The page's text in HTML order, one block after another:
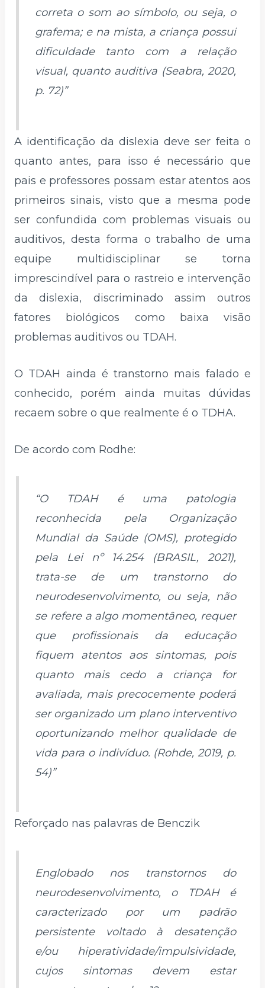
correta o som ao símbolo, ou seja, o
grafema; e na mista, a criança possui
dificuldade tanto com a relação
visual, quanto auditiva (Seabra, 2020,
p. 72)”
A identificação da dislexia deve ser feita o
quanto antes, para isso é necessário que
pais e professores possam estar atentos aos
primeiros sinais, visto que a mesma pode
ser confundida com problemas visuais ou
auditivos, desta forma o trabalho de uma
equipe multidisciplinar se torna
imprescindível para o rastreio e intervenção
da dislexia, discriminado assim outros
fatores biológicos como baixa visão
problemas auditivos ou TDAH.
O TDAH ainda é transtorno mais falado e
conhecido, porém ainda muitas dúvidas
recaem sobre o que realmente é o TDHA.
De acordo com Rodhe:
“O TDAH é uma patologia
reconhecida pela Organização
Mundial da Saúde (OMS), protegido
pela Lei nº 14.254 (BRASIL, 2021),
trata-se de um transtorno do
neurodesenvolvimento, ou seja, não
se refere a algo momentâneo, requer
que profissionais da educação
fiquem atentos aos sintomas, pois
quanto mais cedo a criança for
avaliada, mais precocemente poderá
ser organizado um plano interventivo
oportunizando melhor qualidade de
vida para o indivíduo. (Rohde, 2019, p.
54)”
Reforçado nas palavras de Benczik
Englobado nos transtornos do
neurodesenvolvimento, o TDAH é
caracterizado por um padrão
persistente voltado à desatenção
e/ou hiperatividade/impulsividade,
cujos sintomas devem estar